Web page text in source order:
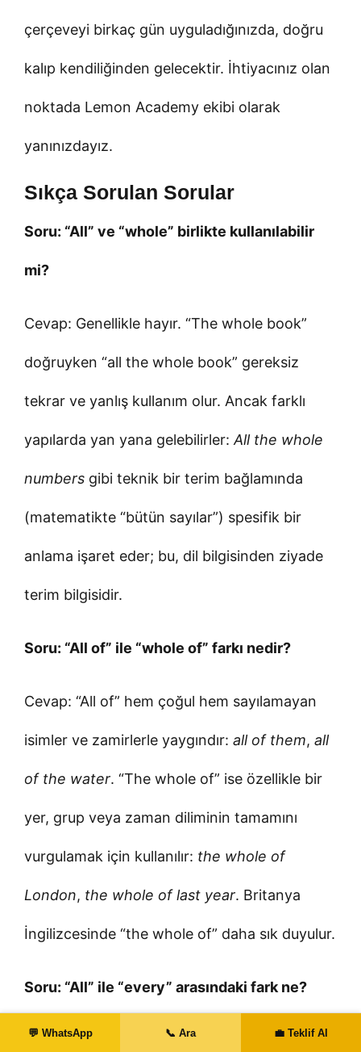
çerçeveyi birkaç gün uyguladığınızda, doğru
kalıp kendiliğinden gelecektir. İhtiyacınız olan
noktada Lemon Academy ekibi olarak
yanınızdayız.
Sıkça Sorulan Sorular
Soru: “All” ve “whole” birlikte kullanılabilir
mi?
Cevap: Genellikle hayır. “The whole book”
doğruyken “all the whole book” gereksiz
tekrar ve yanlış kullanım olur. Ancak farklı
yapılarda yan yana gelebilirler: All the whole
numbers gibi teknik bir terim bağlamında
(matematikte “bütün sayılar”) spesifik bir
anlama işaret eder; bu, dil bilgisinden ziyade
terim bilgisidir.
Soru: “All of” ile “whole of” farkı nedir?
Cevap: “All of” hem çoğul hem sayılamayan
isimler ve zamirlerle yaygındır: all of them, all
of the water. “The whole of” ise özellikle bir
yer, grup veya zaman diliminin tamamını
vurgulamak için kullanılır: the whole of
London, the whole of last year. Britanya
İngilizcesinde “the whole of” daha sık duyulur.
Soru: “All” ile “every” arasındaki fark ne?
Cevap: “Every” tekil isimle kullanılır ve
💬 WhatsApp 📞 Ara 💼 Teklif Al